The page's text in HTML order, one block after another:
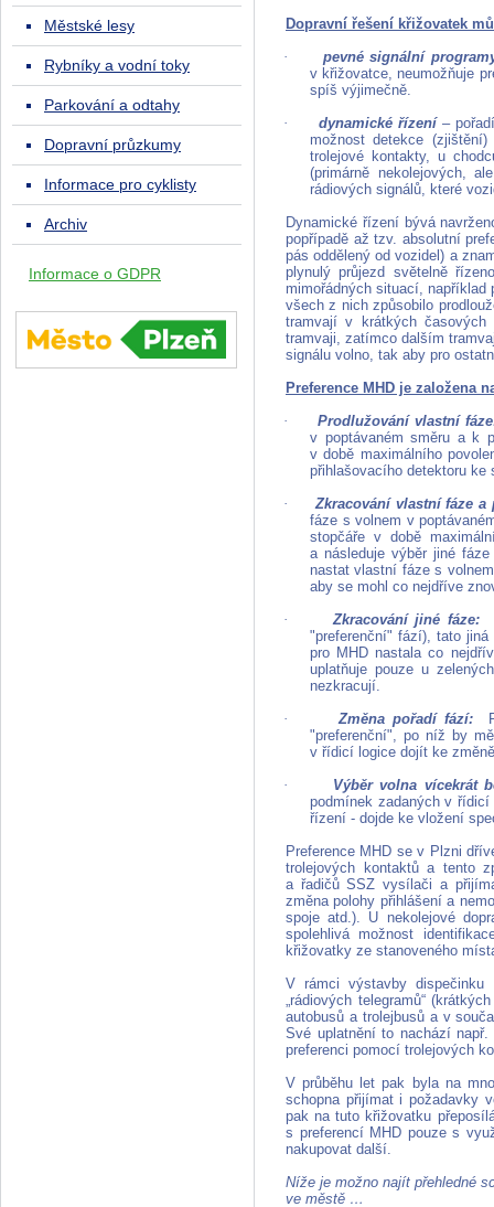
Dopravní řešení křižovatek
·
pevné signální
v křižovatce, neumožňuje
spíš výjimečně.
·
dynamické řízení –
možnost detekce
trolejové kontakty, u
(primárně nekolejových,
rádiových signálů, které
Dynamické řízení bývá
popřípadě až tzv. absolutní
pás oddělený od vozidel) a
plynulý průjezd světelně
mimořádných situací,
všech z nich způsobilo
tramvají v krátkých časových
tramvaji, zatímco dalším
signálu volno, tak aby pro
Preference MHD je založena
·
Prodlužování vlastní
v poptávaném směru a k
v době maximálního
přihlašovacího detektoru ke
·
Zkracování vlastní fáze a
fáze s volnem v
stopčáře v době
a následuje výběr jiné
nastat vlastní fáze s
aby se mohl co nejdříve
·
Zkracování jiné fáze:
"preferenční" fází), tato
pro MHD nastala co
uplatňuje pouze u
nezkracují.
·
Změna pořadí fází:
"preferenční", po níž by
v řídicí logice dojít ke
·
Výběr volna vícekrát
podmínek zadaných v
řízení - dojde ke vložení
Preference MHD se v Plzni
trolejových kontaktů a tento
a řadičů SSZ vysílači a
změna polohy přihlášení a
spoje atd.). U nekolejové
spolehlivá možnost
křižovatky ze stanoveného
V rámci výstavby
„rádiových telegramů“
autobusů a trolejbusů a v
Své uplatnění to nachází
preferenci pomocí trolejových
V průběhu let pak byla na
schopna přijímat i požadavky
pak na tuto křižovatku
s preferencí MHD pouze s
nakupovat další.
Níže je možno najít přehledné
ve městě …
Městské lesy
Rybníky a vodní toky
Parkování a odtahy
Dopravní průzkumy
Informace pro cyklisty
Archiv
Informace o GDPR